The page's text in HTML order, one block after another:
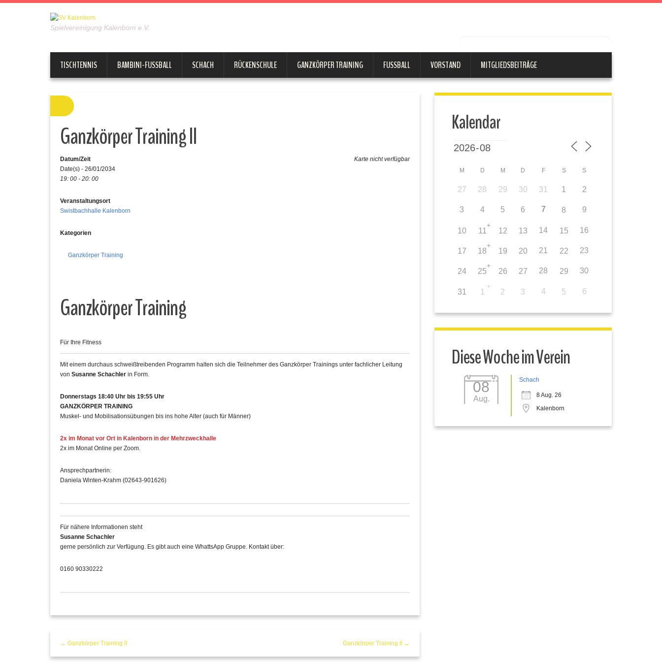
Spielvereinigung Kalenborn e.V.
TISCHTENNIS BAMBINI-FUSSBALL SCHACH RÜCKENSCHULE GANZKÖRPER TRAINING FUSSBALL VORSTAND MITGLIEDSBEITRÄGE
Ganzkörper Training II
Karte nicht verfügbar
Datum/Zeit
Date(s) - 26/01/2034
19: 00 - 20: 00
Veranstaltungsort
Swistbachhalle Kalenborn
Kategorien
Ganzkörper Training
Ganzkörper Training
Für Ihre Fitness
Mit einem durchaus schweißtreibenden Programm halten sich die Teilnehmer des Ganzkörper Trainings unter fachlicher Leitung
von Susanne Schachler in Form.
Donnerstags 18:40 Uhr bis 19:55 Uhr
GANZKÖRPER TRAINING
Muskel- und Mobilisationsübungen bis ins hohe Alter (auch für Männer)
2x im Monat vor Ort in Kalenborn in der Mehrzweckhalle
2x im Monat Online per Zoom.
Ansprechpartnerin:
Daniela Winten-Krahm (02643-901626)
Für nähere Informationen steht
Susanne Schachler
gerne persönlich zur Verfügung. Es gibt auch eine WhattsApp Gruppe. Kontakt über:
0160 90330222
← Ganzkörper Training II Ganzkörper Training II →
Kalendar
M D M D F S S
27 28 29 30 31 1 2
3 4 5 6 7 8 9
10 11
+
12 13 14 15 16
17 18
+
19 20 21 22 23
24 25
+
26 27 28 29 30
31 1
+
2 3 4 5 6
Diese Woche im Verein
08
Aug.
Schach
8 Aug. 26
Kalenborn